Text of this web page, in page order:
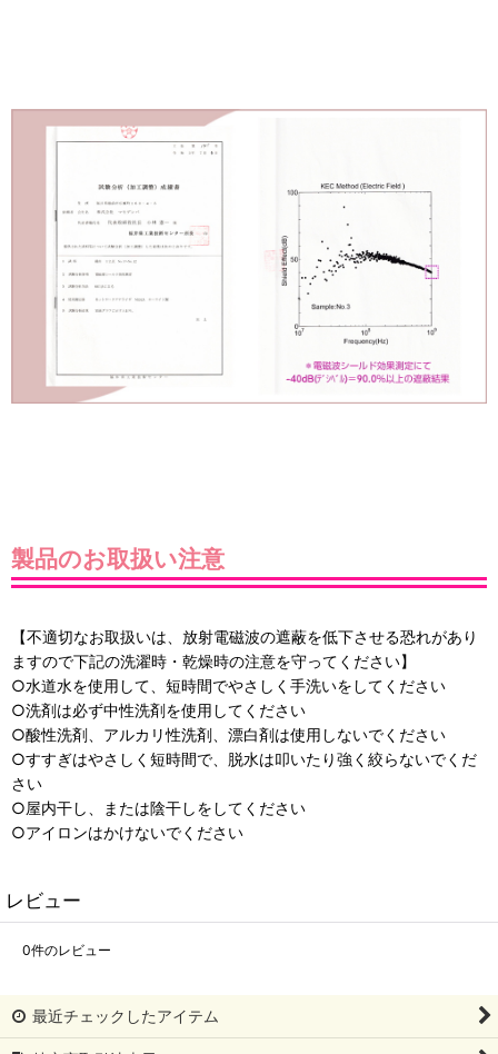
製品のお取扱い注意
【不適切なお取扱いは、放射電磁波の遮蔽を低下させる恐れがあり
ますので下記の洗濯時・乾燥時の注意を守ってください】
○水道水を使用して、短時間でやさしく手洗いをしてください
○洗剤は必ず中性洗剤を使用してください
○酸性洗剤、アルカリ性洗剤、漂白剤は使用しないでください
○すすぎはやさしく短時間で、脱水は叩いたり強く絞らないでくだ
さい
○屋内干し、または陰干しをしてください
○アイロンはかけないでください
レビュー
0件のレビュー
最近チェックしたアイテム